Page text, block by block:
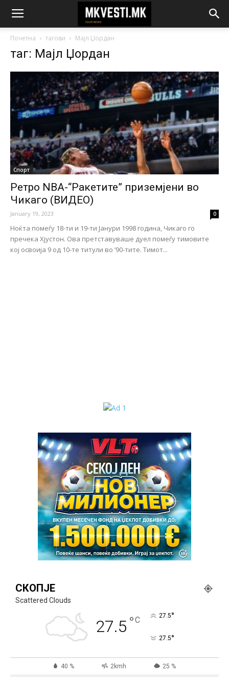
Почетна тагови Мајл Џордан
таг: Мајл Џордан
Спорт
Ретро NBA-“Ракетите” приземјени во
Чикаго (ВИДЕО)
January 19, 2023 0
Ноќта помеѓу 18-ти и 19-ти Јанури 1998 година, Чикаго го
пречека Хјустон. Ова претставуваше дуел помеѓу тимовите
кој освоија 9 од 10-те титули во ’90-тите. Тимот...
СКОПЈЕ
Scattered Clouds
27.5 °C 27.5°
27.5°
40 % 2kmh 25 %